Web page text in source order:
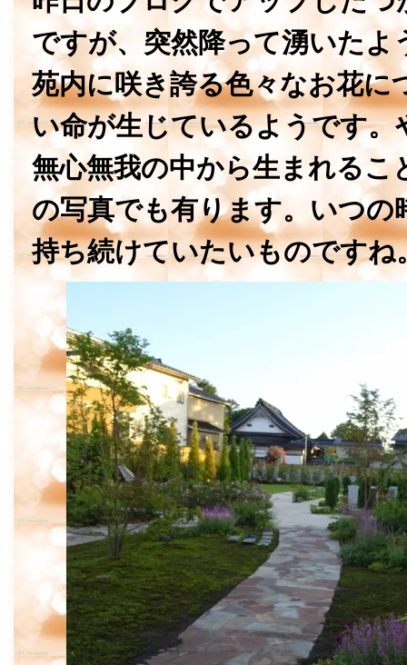
ですが、突然降って湧いたよ
苑内に咲き誇る色々なお花に
い命が生じているようです。
無心無我の中から生まれるこ
の写真でも有ります。いつの
持ち続けていたいものですね